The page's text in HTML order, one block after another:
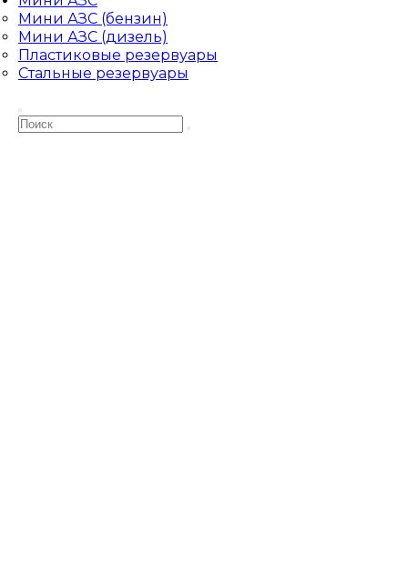
Мини АЗС (бензин)
Мини АЗС (дизель)
Пластиковые резервуары
Стальные резервуары